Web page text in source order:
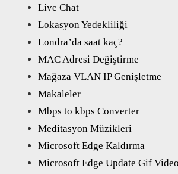
Live Chat
Lokasyon Yedekliliği
Londra’da saat kaç?
MAC Adresi Değiştirme
Mağaza VLAN IP Genişletme
Makaleler
Mbps to kbps Converter
Meditasyon Müzikleri
Microsoft Edge Kaldırma
Microsoft Edge Update Gif Video